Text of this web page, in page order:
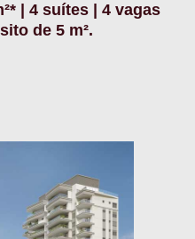
| 4 suítes | 4 vagas
de 5 m².